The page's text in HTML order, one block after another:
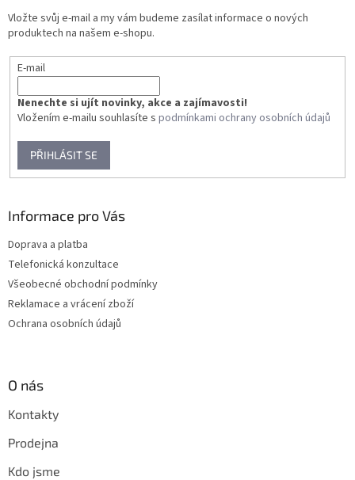
Vložte svůj e-mail a my vám budeme zasílat informace o nových
produktech na našem e-shopu.
E-mail
Nenechte si ujít novinky, akce a zajímavosti!
Vložením e-mailu souhlasíte s podmínkami ochrany osobních údajů
PŘIHLÁSIT SE
Informace pro Vás
Doprava a platba
Telefonická konzultace
Všeobecné obchodní podmínky
Reklamace a vrácení zboží
Ochrana osobních údajů
O nás
Kontakty
Prodejna
Kdo jsme